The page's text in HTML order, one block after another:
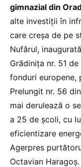
gimnazial din
alte investiţii în
care creşa de pe
Nufărul,
Grădiniţa nr. 51
fonduri europene,
Prelungit nr. 56
mai derulează o
a 25 de şcoli, cu
eficientizare
Agerpres
Octavian Haragoş.